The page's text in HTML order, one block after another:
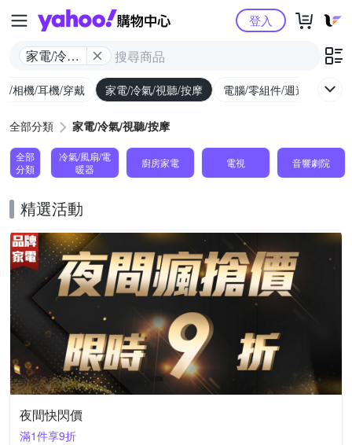
Yahoo購物中心
家電/冷氣/
登入
/相機/耳機/穿戴 家電/冷氣/視聽/按摩 電腦/零組件/週邊/遊戲
全部分類 家電/冷氣/視聽/按摩
全部
分類
冷氣/風扇/電
暖器
廚房家電 電視 音響劇院
精選活動
夜間快閃價
滿1件享9折